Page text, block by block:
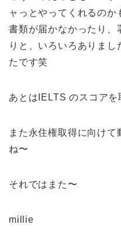
ャっとやってくれるのか
書類が届かなかったり、
りと、いろいろありまし
たです笑
あとはIELTS のスコア
また永住権取得に向け
ね〜
それではまた〜
millie